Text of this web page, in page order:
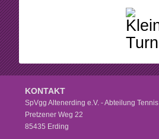
KONTAKT
SpVgg Altenerding e.V. - Abteilung Tennis
Pretzener Weg 22
85435 Erding